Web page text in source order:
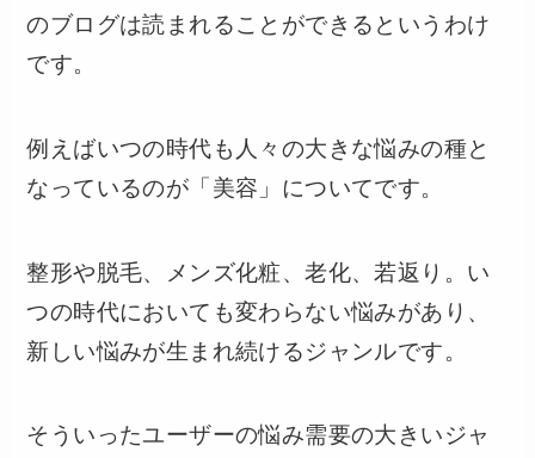
のブログは読まれることができるというわけ
です。
例えばいつの時代も人々の大きな悩みの種と
なっているのが「美容」についてです。
整形や脱毛、メンズ化粧、老化、若返り。い
つの時代においても変わらない悩みがあり、
新しい悩みが生まれ続けるジャンルです。
そういったユーザーの悩み需要の大きいジャ